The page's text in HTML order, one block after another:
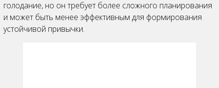
голодание, но он требует более сложного планирования
и может быть менее эффективным для формирования
устойчивой привычки.